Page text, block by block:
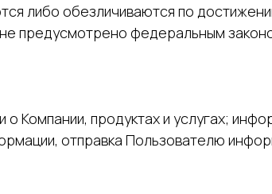
либо обезличиваются по
предусмотрено федеральным
Компании, продуктах и услугах;
отправка Пользователю